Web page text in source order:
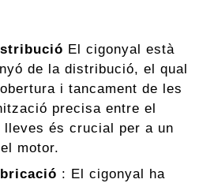
El cigonyal està
de la distribució, el qual
i tancament de les
precisa entre el
és crucial per a un
motor.
: El cigonyal ha